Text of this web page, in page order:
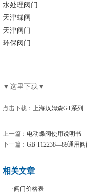
水处理阀门
天津蝶阀
天津阀门
环保阀门
▼这里下载▼
点击下载： 上海汉姆森GT系列
上一篇： 电动蝶阀使用说明书
下一篇： GB T12238—89通用
相关文章
·阀门价格表